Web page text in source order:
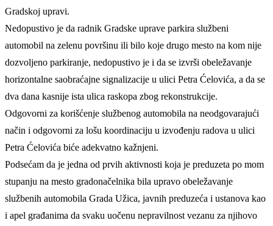
Gradskoj upravi.
Nedopustivo je da radnik Gradske uprave parkira službeni
automobil na zelenu površinu ili bilo koje drugo mesto na kom nije
dozvoljeno parkiranje, nedopustivo je i da se izvrši obeležavanje
horizontalne saobraćajne signalizacije u ulici Petra Ćelovića, a da se
dva dana kasnije ista ulica raskopa zbog rekonstrukcije.
Odgovorni za korišćenje službenog automobila na neodgovarajući
način i odgovorni za lošu koordinaciju u izvođenju radova u ulici
Petra Ćelovića biće adekvatno kažnjeni.
Podsećam da je jedna od prvih aktivnosti koja je preduzeta po mom
stupanju na mesto gradonačelnika bila upravo obeležavanje
službenih automobila Grada Užica, javnih preduzeća i ustanova kao
i apel građanima da svaku uočenu nepravilnost vezanu za njihovo